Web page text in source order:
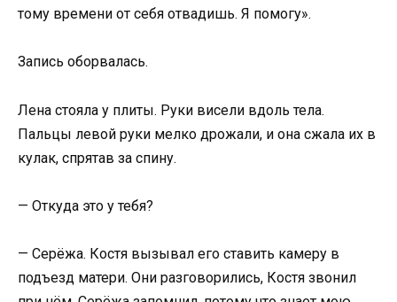
тому времени от себя отвадишь. Я помогу».
Запись оборвалась.
Лена стояла у плиты. Руки висели вдоль тела.
Пальцы левой руки мелко дрожали, и она сжала их в
кулак, спрятав за спину.
— Откуда это у тебя?
— Серёжа. Костя вызывал его ставить камеру в
подъезд матери. Они разговорились, Костя звонил